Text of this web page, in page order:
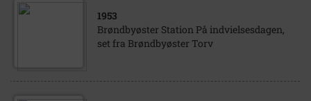
1953
Brøndbyøster Station På indvielsesdagen,
set fra Brøndbyøster Torv